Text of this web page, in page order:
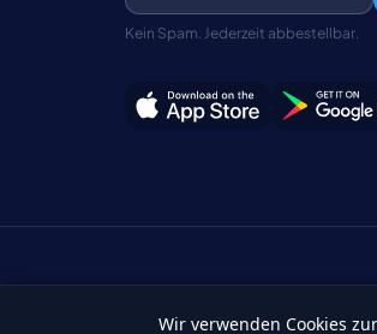
Kein Spam. Jederzeit abbestellbar.
©Copyright 2026 HotelSync. Alle
Wir verwenden Cookies